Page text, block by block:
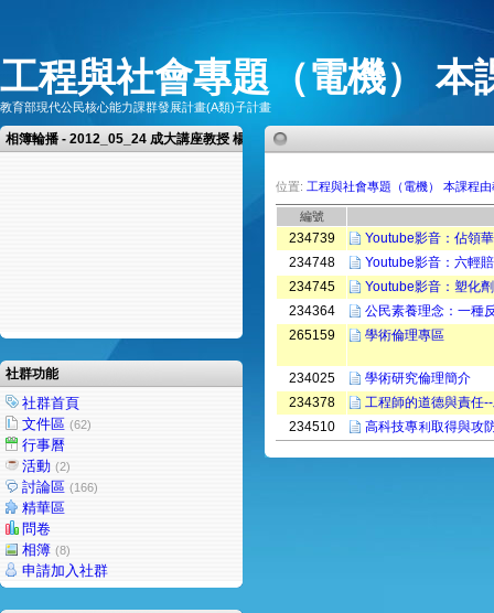
工程與社會專題（電機） 本
教育部現代公民核心能力課群發展計畫(A類)子計畫
相簿輪播 - 2012_05_24 成大講座教授 楊憲東教授 演講
社群功能
社群首頁
文件區 (62)
行事曆
活動 (2)
討論區 (166)
精華區
問卷
相簿 (8)
申請加入社群
位置: 工程與社會專題（電機） 本課程
編號
234739
Youtube影音：佔領
234748
Youtube影音：六輕
234745
Youtube影音：塑化
234364
公民素養理念：一種
265159
學術倫理專區
234025
學術研究倫理簡介
234378
工程師的道德與責任
234510
高科技專利取得與攻